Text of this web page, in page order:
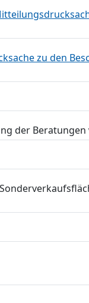
zu den
der Beratungen